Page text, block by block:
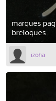
marques
breloques
izoha